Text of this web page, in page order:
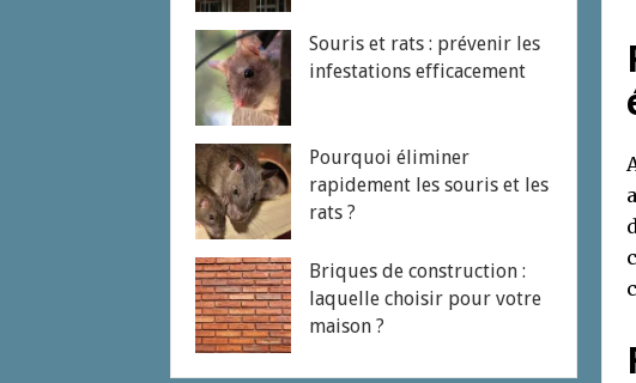
Souris et rats : prévenir les
infestations efficacement
Pourquoi éliminer
rapidement les souris et les
rats ?
Briques de construction :
laquelle choisir pour votre
maison ?